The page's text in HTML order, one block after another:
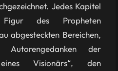
Jedes Kapitel
des Propheten
abgesteckten Bereichen,
Autorengedanken der
eines Visionärs“, den